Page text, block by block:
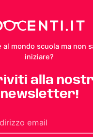
al mondo scuola ma non
iniziare?
alla
newsletter!